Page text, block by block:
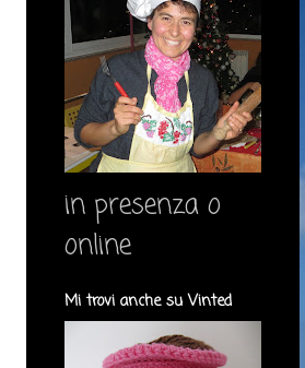
in presenza o
online
Mi trovi anche su Vinted